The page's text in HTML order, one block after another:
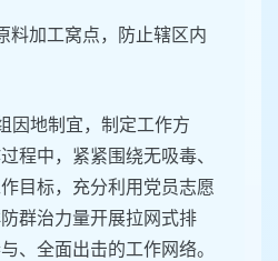
料加工窝点，防止辖区内
因地制宜，制定工作方
程中，紧紧围绕无吸毒、
目标，充分利用党员志愿
群治力量开展拉网式排
、全面出击的工作网络。